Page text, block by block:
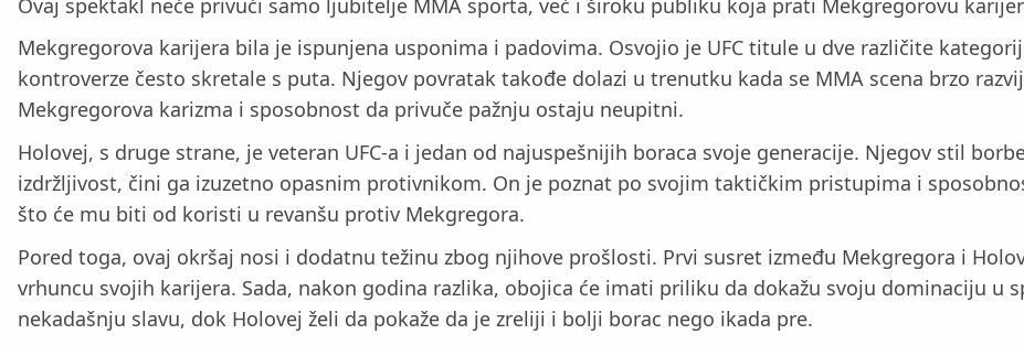
Mekgregorova karijera bila je ispunjena usponima i padovima. Osvojio je UFC titule u dve različite
kontroverze često skretale s puta. Njegov povratak takođe dolazi u trenutku kada se MMA scena brzo
Mekgregorova karizma i sposobnost da privuče pažnju ostaju neupitni.
Holovej, s druge strane, je veteran UFC-a i jedan od najuspešnijih boraca svoje generacije. Njegov stil
izdržljivost, čini ga izuzetno opasnim protivnikom. On je poznat po svojim taktičkim pristupima i
što će mu biti od koristi u revanšu protiv Mekgregora.
Pored toga, ovaj okršaj nosi i dodatnu težinu zbog njihove prošlosti. Prvi susret između Mekgregora i
vrhuncu svojih karijera. Sada, nakon godina razlika, obojica će imati priliku da dokažu svoju dominaciju u
nekadašnju slavu, dok Holovej želi da pokaže da je zreliji i bolji borac nego ikada pre.